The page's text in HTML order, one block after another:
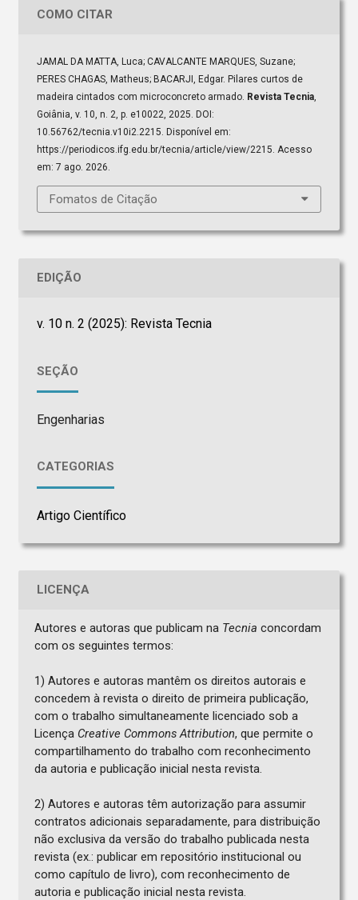
COMO CITAR
JAMAL DA MATTA, Luca; CAVALCANTE MARQUES, Suzane;
PERES CHAGAS, Matheus; BACARJI, Edgar. Pilares curtos de
madeira cintados com microconcreto armado. Revista Tecnia,
Goiânia, v. 10, n. 2, p. e10022, 2025. DOI:
10.56762/tecnia.v10i2.2215. Disponível em:
https://periodicos.ifg.edu.br/tecnia/article/view/2215. Acesso
em: 7 ago. 2026.
Fomatos de Citação
EDIÇÃO
v. 10 n. 2 (2025): Revista Tecnia
SEÇÃO
Engenharias
CATEGORIAS
Artigo Científico
LICENÇA
Autores e autoras que publicam na Tecnia concordam
com os seguintes termos:
1) Autores e autoras mantêm os direitos autorais e
concedem à revista o direito de primeira publicação,
com o trabalho simultaneamente licenciado sob a
Licença Creative Commons Attribution, que permite o
compartilhamento do trabalho com reconhecimento
da autoria e publicação inicial nesta revista.
2) Autores e autoras têm autorização para assumir
contratos adicionais separadamente, para distribuição
não exclusiva da versão do trabalho publicada nesta
revista (ex.: publicar em repositório institucional ou
como capítulo de livro), com reconhecimento de
autoria e publicação inicial nesta revista.